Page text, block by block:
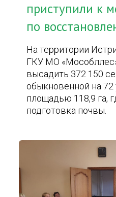
приступили к
по
На территории
ГКУ МО
высадить 372 150
обыкновенной на 72
площадью 118,9 га,
подготовка почвы.